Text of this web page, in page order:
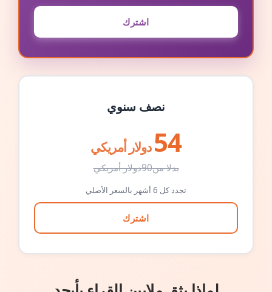
اشترك
نصف سنوي
54 دولار أمريكي
بدلا من90دولار أمريكي
تجدد كل 6 أشهر بالسعر الأصلي
اشترك